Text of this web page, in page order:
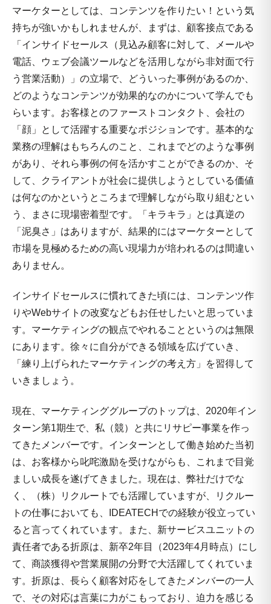
マーケターとしては、コンテンツを作りたい！という気
持ちが強いかもしれませんが、まずは、顧客接点である
「インサイドセールス（見込み顧客に対して、メールや
電話、ウェブ会議ツールなどを活用しながら非対面で行
う営業活動）」の立場で、どういった事例があるのか、
どのようなコンテンツが効果的なのかについて学んでも
らいます。お客様とのファーストコンタクト、会社の
「顔」として活躍する重要なポジションです。基本的な
業務の理解はもちろんのこと、これまでどのような事例
があり、それら事例の何を活かすことができるのか、そ
して、クライアントが社会に提供しようとしている価値
は何なのかというところまで理解しながら取り組むとい
う、まさに現場密着型です。「キラキラ」とは真逆の
「泥臭さ」はありますが、結果的にはマーケターとして
市場を見極めるための高い現場力が培われるのは間違い
ありません。
インサイドセールスに慣れてきた頃には、コンテンツ作
りやWebサイトの改変などもお任せしたいと思っていま
す。マーケティングの観点でやれることというのは無限
にあります。徐々に自分ができる領域を広げていき、
「練り上げられたマーケティングの考え方」を習得して
いきましょう。
現在、マーケティンググループのトップは、2020年イン
ターン第1期生で、私（競）と共にリサピー事業を作っ
てきたメンバーです。インターンとして働き始めた当初
は、お客様から叱咤激励を受けながらも、これまで目覚
ましい成長を遂げてきました。現在は、弊社だけでな
く、（株）リクルートでも活躍していますが、リクルー
トの仕事においても、IDEATECHでの経験が役立ってい
ると言ってくれています。また、新サービスユニットの
責任者である折原は、新卒2年目（2023年4月時点）にし
て、商談獲得や営業展開の分野で大活躍してくれていま
す。折原は、長らく顧客対応をしてきたメンバーの一人
で、その対応は言葉に力がこもっており、迫力を感じる